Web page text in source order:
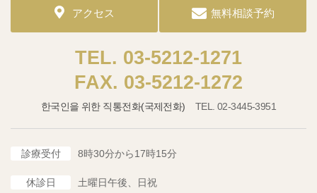
アクセス 無料相談予約
03-5212-1271
03-5212-1272
한국인을 위한 직통전화(국제전화) 02-3445-3951
診療受付 8時30分から17時15分
休診日 土曜日午後、日祝